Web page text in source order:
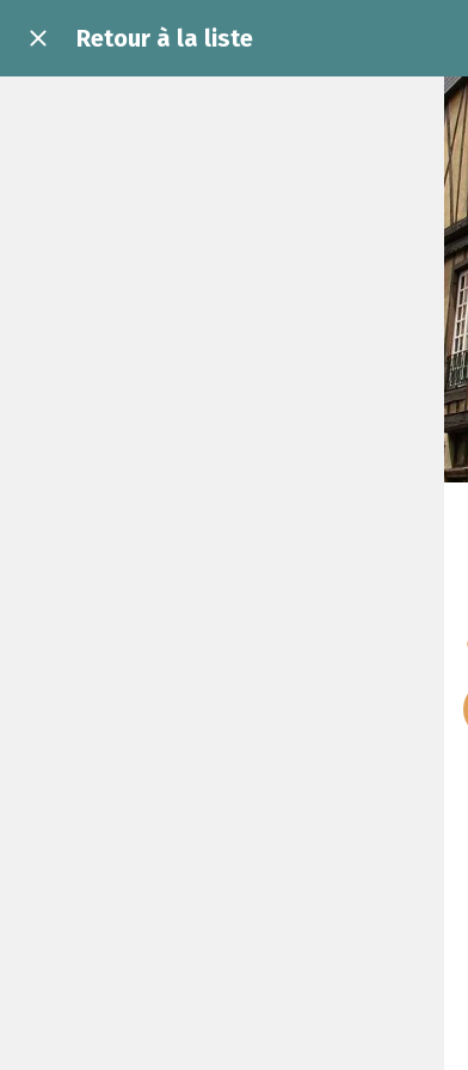
Retour à la liste